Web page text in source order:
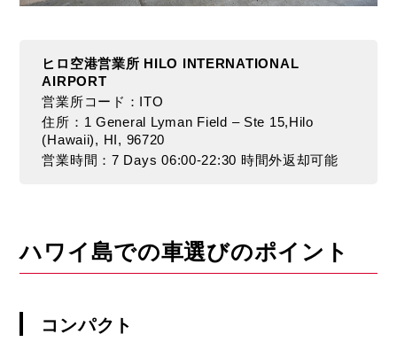
ヒロ空港営業所 HILO INTERNATIONAL
AIRPORT
営業所コード：ITO
住所：1 General Lyman Field – Ste 15,Hilo
(Hawaii), HI, 96720
営業時間：7 Days 06:00-22:30 時間外返却可能
ハワイ島での車選びのポイント
コンパクト